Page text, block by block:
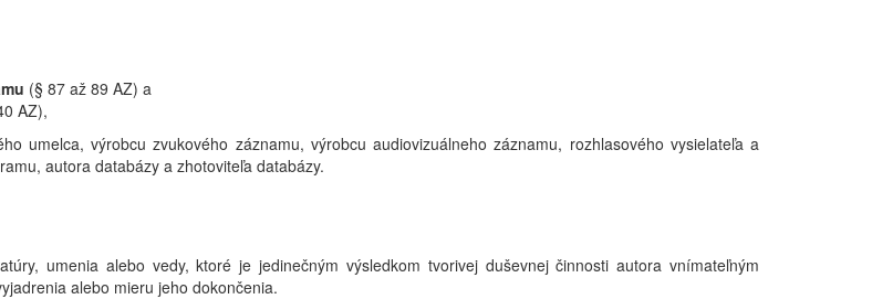
(§ 87 až 89 AZ) a
AZ),
umelca, výrobcu zvukového záznamu, výrobcu audiovizuálneho záznamu, rozhlasového vysielateľa a
autora databázy a zhotoviteľa databázy.
umenia alebo vedy, ktoré je jedinečným výsledkom tvorivej duševnej činnosti autora vnímateľným
alebo mieru jeho dokončenia.